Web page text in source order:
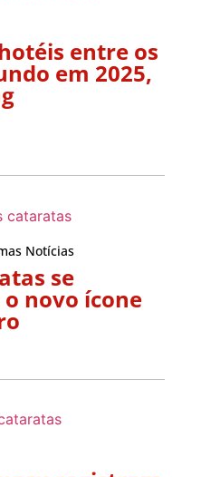
entre os
em 2025,
Notícias
se
novo ícone